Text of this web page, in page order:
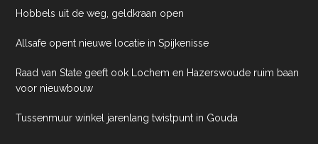
Hobbels uit de weg, geldkraan open
Allsafe opent nieuwe locatie in Spijkenisse
Raad van State geeft ook Lochem en Hazerswoude ruim baan
voor nieuwbouw
Tussenmuur winkel jarenlang twistpunt in Gouda